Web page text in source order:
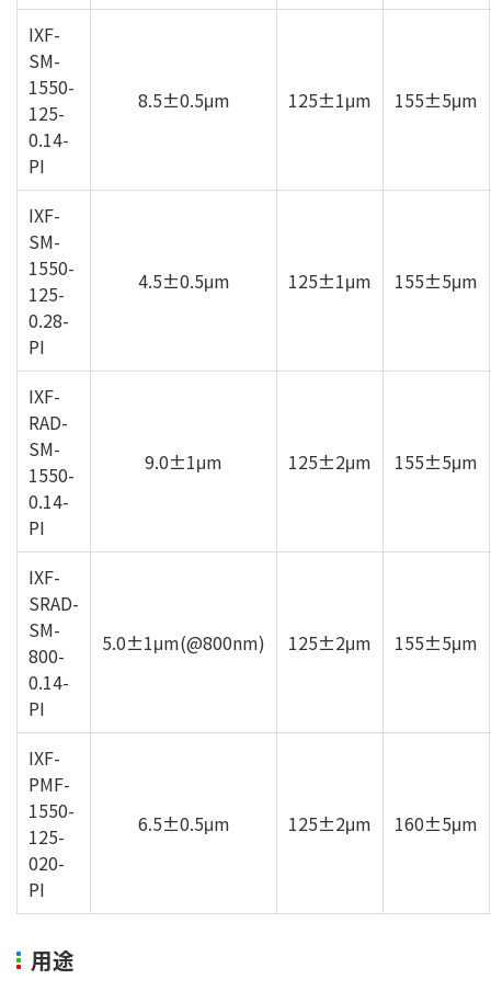
IXF-
SM-
1550-
125-
0.14-
PI
8.5±0.5μm 125±1μm 155±5μm
IXF-
SM-
1550-
125-
0.28-
PI
4.5±0.5μm 125±1μm 155±5μm
IXF-
RAD-
SM-
1550-
0.14-
PI
9.0±1μm 125±2μm 155±5μm
IXF-
SRAD-
SM-
800-
0.14-
PI
5.0±1μm(@800nm) 125±2μm 155±5μm
IXF-
PMF-
1550-
125-
020-
PI
6.5±0.5μm 125±2μm 160±5μm
用途